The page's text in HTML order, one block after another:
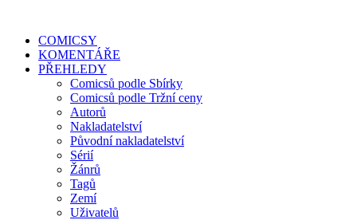
COMICSY
KOMENTÁŘE
PŘEHLEDY
Comicsů podle Sbírky
Comicsů podle Tržní ceny
Autorů
Nakladatelství
Původní nakladatelství
Sérií
Žánrů
Tagů
Zemí
Uživatelů